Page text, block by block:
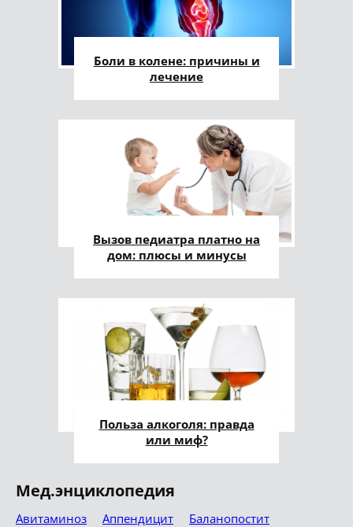
Боли в колене: причины и
лечение
Вызов педиатра платно на
дом: плюсы и минусы
Польза алкоголя: правда
или миф?
Мед.энциклопедия
Авитаминоз Аппендицит
Баланопостит